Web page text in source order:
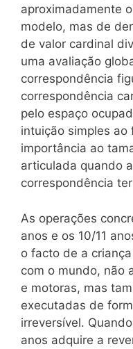
aproximadamente
modelo, mas de
de valor cardinal
uma avaliação
correspondência
correspondência
pelo espaço
intuição simples
importância ao
articulada quando
correspondência
As operações
anos e os 10/11
o facto de a
com o mundo, não
e motoras, mas
executadas de
irreversível.
anos adquire a